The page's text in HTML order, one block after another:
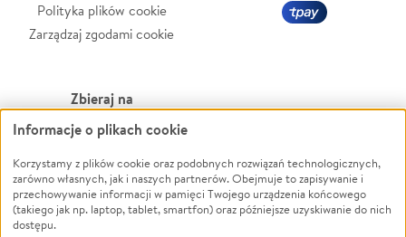
Polityka plików cookie
Zarządzaj zgodami cookie
Zbieraj na
Leczenie
Zwierzęta
Pożar
Ukraina
Powódź
Wichura
NGO
Informacje o plikach cookie
Korzystamy z plików cookie oraz podobnych rozwiązań technologicznych,
zarówno własnych, jak i naszych partnerów. Obejmuje to zapisywanie i
przechowywanie informacji w pamięci Twojego urządzenia końcowego
(takiego jak np. laptop, tablet, smartfon) oraz późniejsze uzyskiwanie do nich
dostępu.